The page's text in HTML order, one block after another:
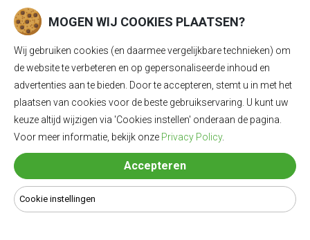
5.5 sec
Topsnelheid
180 km/u
Gewicht
2339 kg
MOGEN WIJ COOKIES PLAATSEN?
Wij gebruiken cookies (en daarmee vergelijkbare technieken) om
de website te verbeteren en op gepersonaliseerde inhoud en
advertenties aan te bieden. Door te accepteren, stemt u in met het
plaatsen van cookies voor de beste gebruikservaring. U kunt uw
keuze altijd wijzigen via 'Cookies instellen' onderaan de pagina.
Voor meer informatie, bekijk onze Privacy Policy.
Accepteren
Cookie instellingen